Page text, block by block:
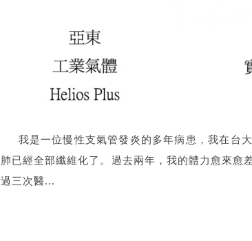
一位慢性支氣管發炎的多年病患，我在台大
已經全部纖維化了。過去兩年，我的體力愈來愈
三次醫...